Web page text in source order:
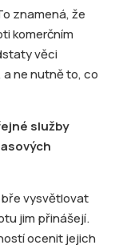
znamená, že
komerčním
věci
ne nutně to, co
služby
vysvětlovat
jim přinášejí.
ocenit jejich